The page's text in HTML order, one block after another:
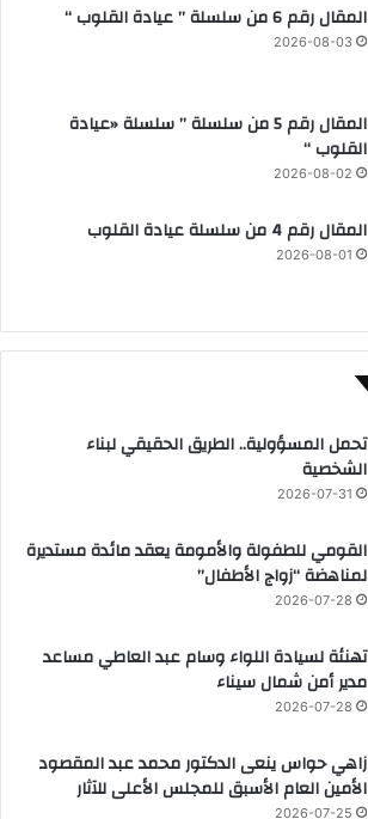
المقال رقم 6 من سلسلة ” عيادة القلوب “
2026-08-03
المقال رقم 5 من سلسلة ” سلسلة «عيادة
القلوب “
2026-08-02
المقال رقم 4 من سلسلة عيادة القلوب
2026-08-01
تحمل المسؤولية.. الطريق الحقيقي لبناء
الشخصية
2026-07-31
القومي للطفولة والأمومة يعقد مائدة مستديرة
لمناهضة “زواج الأطفال”
2026-07-28
تهنئة لسيادة اللواء وسام عبد العاطي مساعد
مدير أمن شمال سيناء
2026-07-28
زاهي حواس ينعى الدكتور محمد عبد المقصود
الأمين العام الأسبق للمجلس الأعلى للآثار
2026-07-25